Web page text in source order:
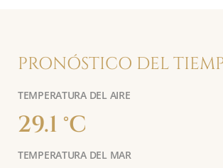
PRONÓSTICO DEL
TEMPERATURA DEL AIRE
29.1 °C
TEMPERATURA DEL MAR